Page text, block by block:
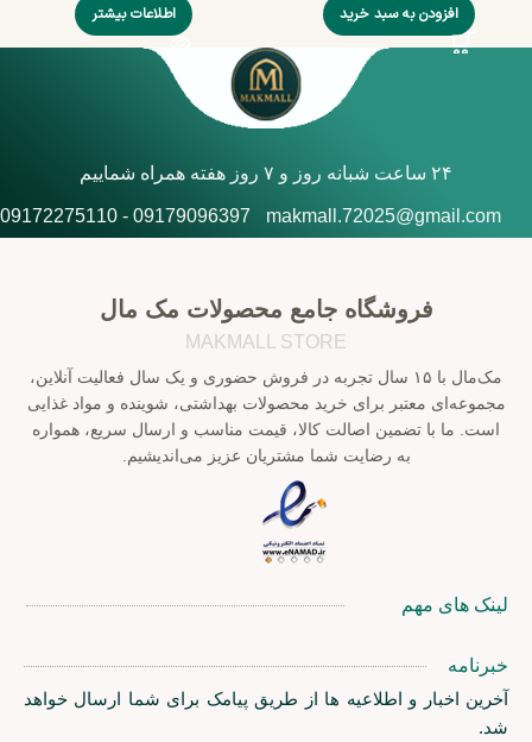
افزودن به سبد خرید اطلاعات بیشتر
۲۴ ساعت شبانه روز و ۷ روز هفته همراه شماییم
makmall.72025@gmail.com
09179096397 - 09172275110
فروشگاه جامع محصولات مک مال
MAKMALL STORE
مک‌مال با ۱۵ سال تجربه در فروش حضوری و یک سال فعالیت آنلاین،
مجموعه‌ای معتبر برای خرید محصولات بهداشتی، شوینده و مواد غذایی
است. ما با تضمین اصالت کالا، قیمت مناسب و ارسال سریع، همواره
به رضایت شما مشتریان عزیز می‌اندیشیم.
لینک های مهم
خبرنامه
آخرین اخبار و اطلاعیه ها از طریق پیامک برای شما ارسال خواهد
شد.